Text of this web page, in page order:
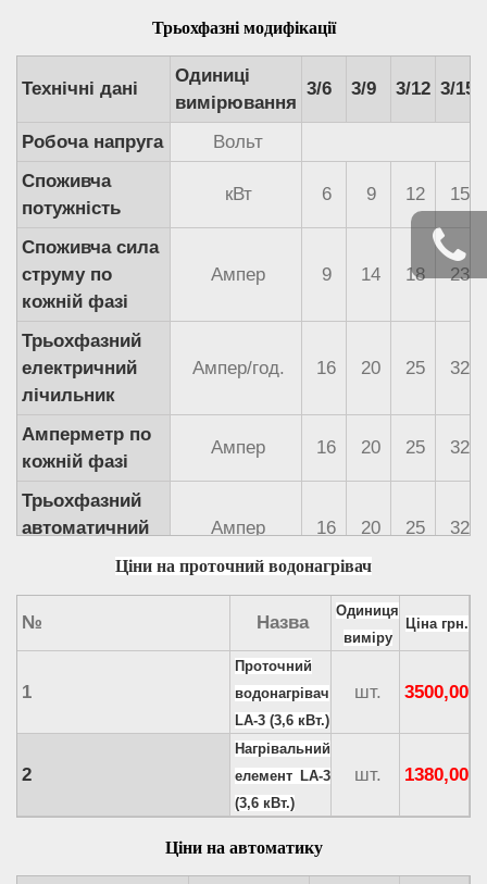
Трьохфазні модифікації
Технічні дані
Одиниці
вимірювання
3/6 3/9 3/12 3/15
Робоча напруга Вольт
Споживча
потужність
кВт 6 9 12 15
Споживча сила
струму по
кожній фазі
Ампер 9 14 18 23
Трьохфазний
електричний
лічильник
Ампер/год. 16 20 25 32
Амперметр по
кожній фазі
Ампер 16 20 25 32
Трьохфазний
автоматичний
Ампер 16 20 25 32
Перетин
мідного дроту
1,5 2,5
опалювального
м. куб. 360 540 750 900
площа
120 180 250 300
Об'єм
Ціни на проточний водонагрівач
№ Назва
Одиниця
виміру
Ціна грн.
1
Проточний
водонагрівач
LA-3 (3,6 кВт.)
шт. 3500,00
2
Нагрівальний
елемент LA-3
(3,6 кВт.)
шт. 1380,00
Ціни на автоматику